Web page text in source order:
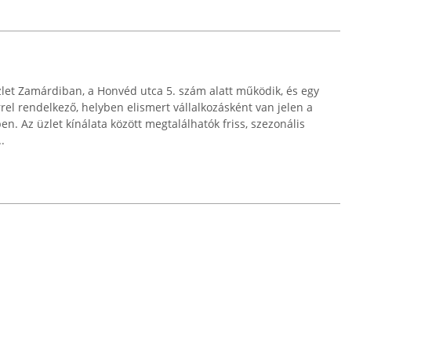
Zamárdiban, a Honvéd utca 5. szám alatt működik, és egy
rendelkező, helyben elismert vállalkozásként van jelen a
Az üzlet kínálata között megtalálhatók friss, szezonális